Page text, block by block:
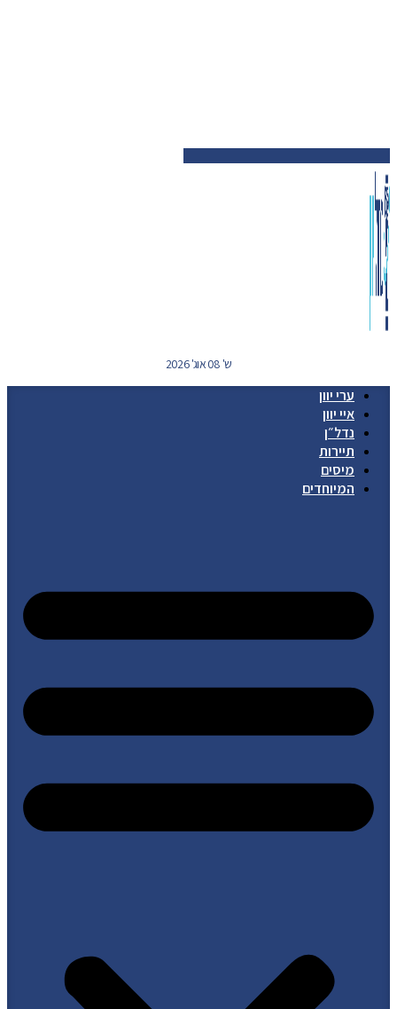
ש' 08 אוג' 2026
ערי יוון
איי יוון
נדל״ן
תיירות
מיסים
המיוחדים